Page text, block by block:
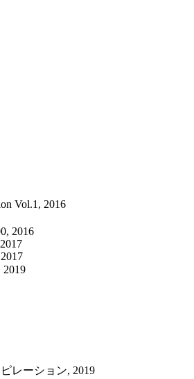
Vol.1 , 2016
, 2016
2019
レーション, 2019